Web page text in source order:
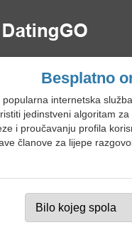
Besplatno
internetska
jedinstveni algoritam
i proučavanju profila
članove za lijepe